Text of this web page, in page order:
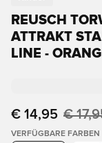
REUSCH
ATTRAKT
LINE -
€ 14,95 €
VERFÜGBARE FARBEN